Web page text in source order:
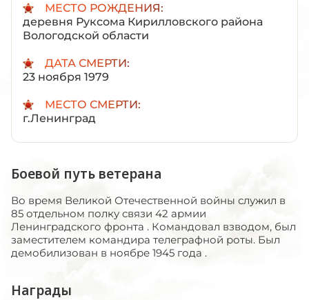
МЕСТО РОЖДЕНИЯ:
деревня Руксома Кирилловского района
Вологодской области
ДАТА СМЕРТИ:
23 ноября 1979
МЕСТО СМЕРТИ:
г.Ленинград
Боевой путь ветерана
Во время Великой Отечественной войны служил в
85 отдельном полку связи 42 армии
Ленинградского фронта . Командовал взводом, был
заместителем командира телеграфной роты. Был
демобилизован в ноябре 1945 года .
Награды